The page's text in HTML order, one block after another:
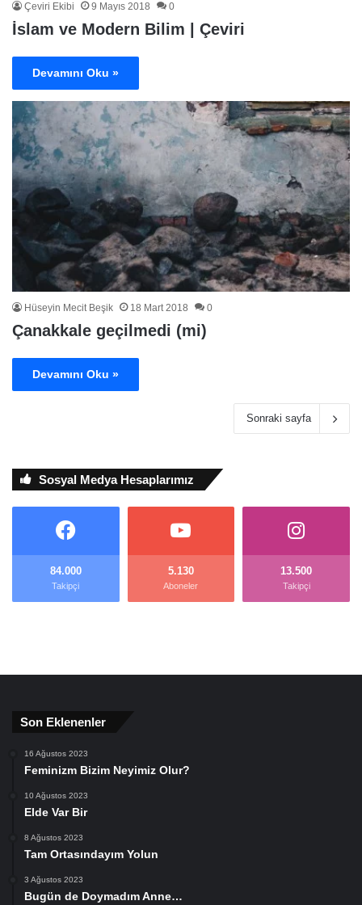
Çeviri Ekibi 9 Mayıs 2018 0
İslam ve Modern Bilim | Çeviri
Devamını Oku »
Hüseyin Mecit Beşik 18 Mart 2018 0
Çanakkale geçilmedi (mi)
Devamını Oku »
Sonraki sayfa
Sosyal Medya Hesaplarımız
84.000
Takipçi
5.130
Aboneler
13.500
Takipçi
Son Eklenenler
16 Ağustos 2023
Feminizm Bizim Neyimiz Olur?
10 Ağustos 2023
Elde Var Bir
8 Ağustos 2023
Tam Ortasındayım Yolun
3 Ağustos 2023
Bugün de Doymadım Anne…